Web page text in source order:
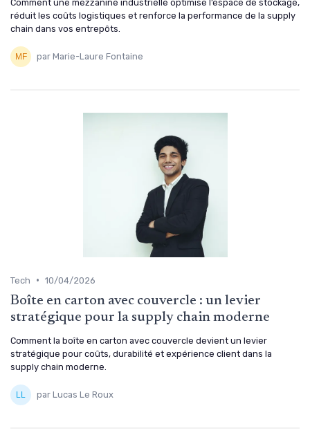
Comment une mezzanine industrielle optimise l’espace de stockage,
réduit les coûts logistiques et renforce la performance de la supply
chain dans vos entrepôts.
par Marie-Laure Fontaine
Tech • 10/04/2026
Boîte en carton avec couvercle : un levier
stratégique pour la supply chain moderne
Comment la boîte en carton avec couvercle devient un levier
stratégique pour coûts, durabilité et expérience client dans la
supply chain moderne.
par Lucas Le Roux